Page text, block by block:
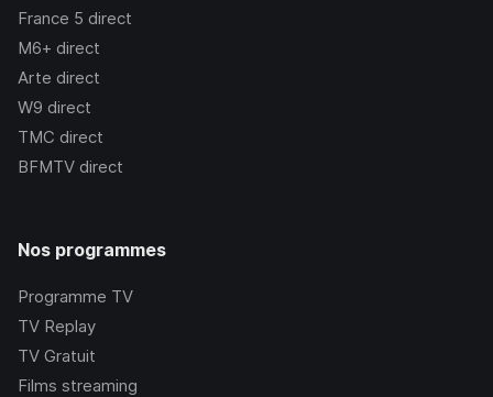
France 5 direct
M6+ direct
Arte direct
W9 direct
TMC direct
BFMTV direct
Nos programmes
Programme TV
TV Replay
TV Gratuit
Films streaming